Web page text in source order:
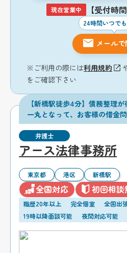
現在営業中 【受付時
24時間いつで
メール
※ご利用の際には利用規約
をご確認下さい
【新橋駅徒歩4分】債務整理
一丸となって、お客様の借金
弁護士
アース法律事務所
東京都 港区 新橋駅
全国対応 初回相談
職歴20年以上 完全個室 全国出
19時以降面談可能
夜間対応可能